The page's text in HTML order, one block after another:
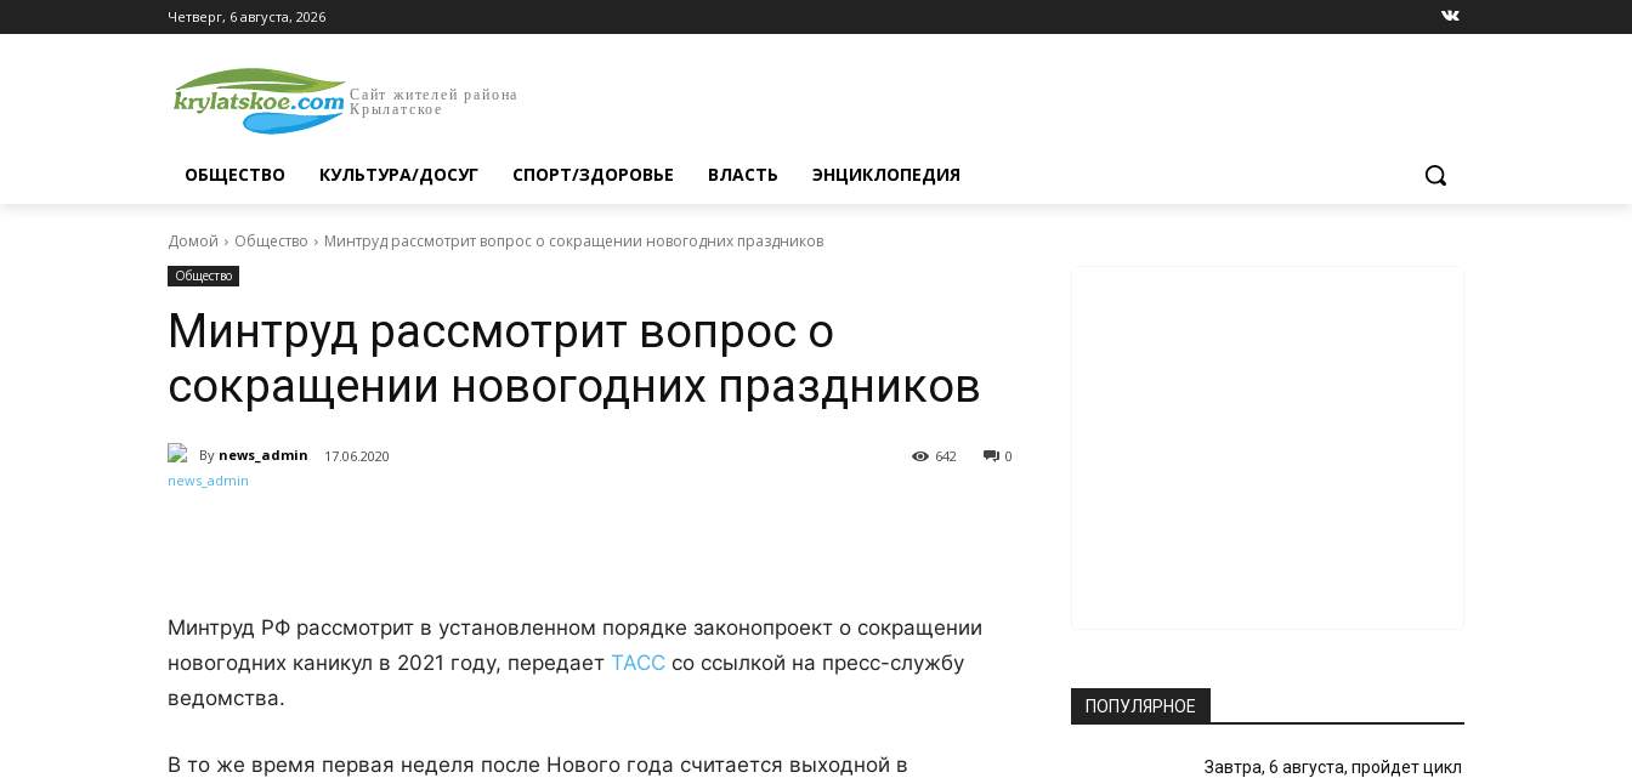
Четверг, 6 августа, 2026
Сайт жителей района
Крылатское
ОБЩЕСТВО КУЛЬТУРА/ДОСУГ СПОРТ/ЗДОРОВЬЕ ВЛАСТЬ ЭНЦИКЛОПЕДИЯ
Домой Общество Минтруд рассмотрит вопрос о сокращении новогодних праздников
Общество
Минтруд рассмотрит вопрос о
сокращении новогодних праздников
By news_admin 17.06.2020 0
642
Минтруд РФ рассмотрит в установленном порядке законопроект о сокращении
новогодних каникул в 2021 году, передает ТАСС со ссылкой на пресс-службу
ведомства.
В то же время первая неделя после Нового года считается выходной в
ПОПУЛЯРНОЕ
Завтра, 6 августа, пройдет цикл